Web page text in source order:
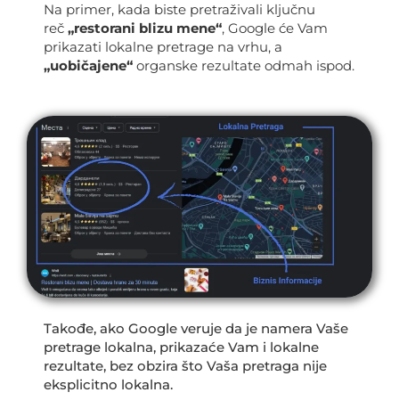
Na primer, kada biste pretraživali ključnu
reč„restorani blizu mene“, Google će Vam
prikazati lokalne pretrage na vrhu, a
„uobičajene“ organske rezultate odmah ispod.
Takođe, ako Google veruje da je namera Vaše
pretrage lokalna, prikazaće Vam i lokalne
rezultate, bez obzira što Vaša pretraga nije
eksplicitno lokalna.